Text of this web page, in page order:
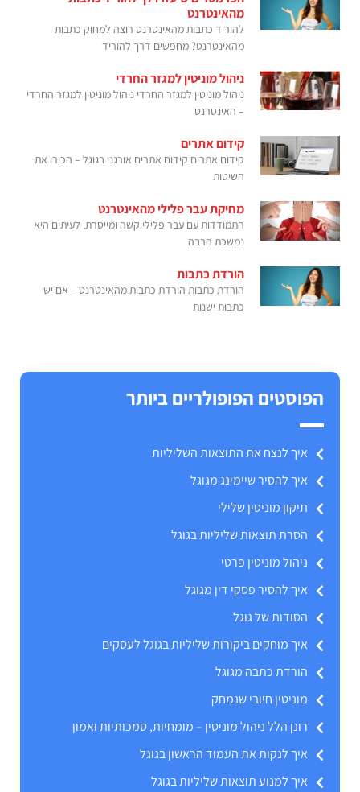
מהאינטרנט
להוריד כתבות מהאינטרנט רוצה למחוק כתבות
מהאינטרנט? מחפשים דרך להוריד
ניהול מוניטין למגזר החרדי
ניהול מוניטין למגזר החרדי ניהול מוניטין למגזר החרדי
– האינטרנט
קידום אתרים
קידום אתרים קידום אתרים אורגני בגוגל – הכירו את
השיטות
מחיקת עבר פלילי מהאינטרנט
התמודדות עם עבר פלילי קשה ומייסרת. לעיתים היא
נמשכת הרבה
הורדת כתבות
הורדת כתבות הורדת כתבות מהאינטרנט – אם יש
כתבות ישנות
הפוסטים הפופולריים ביותר
איך לנצח את התוצאות השליליות
איך להסיר שיימינג מגוגל
תיקון מוניטין שלילי
הסרת תוצאות שליליות בגוגל
ניהול מוניטין פרטי
איך להסיר פסקי דין מגוגל
הסודות של גוגל
איך מוחקים ביקורות שליליות בגוגל לעסקים
הורדת כתבה מגוגל
מוניטין חיובי שנמחק
רונן הלל ניהול מוניטין – מומחיות, סמכותיות ואמון
איך לנקות את העמוד הראשון בגוגל
איך למנוע תוצאות שליליות בגוגל